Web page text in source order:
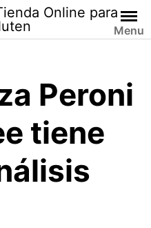
Online para
Menu
Peroni
tiene